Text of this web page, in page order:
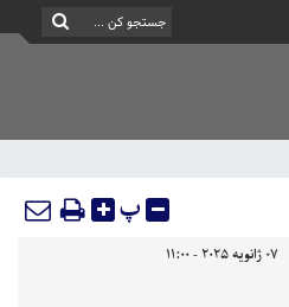
پ
07 ژانویه 2025 - 11:00